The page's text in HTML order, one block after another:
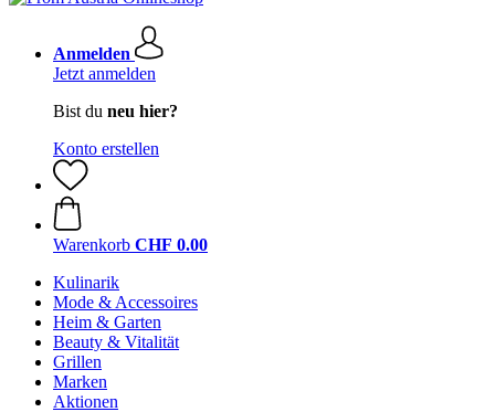
Anmelden
Jetzt anmelden
Bist du neu hier?
Konto erstellen
Warenkorb CHF 0.00
Kulinarik
Mode & Accessoires
Heim & Garten
Beauty & Vitalität
Grillen
Marken
Aktionen